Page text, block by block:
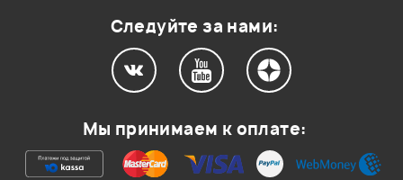
Следуйте за нами:
Мы принимаем к оплате: